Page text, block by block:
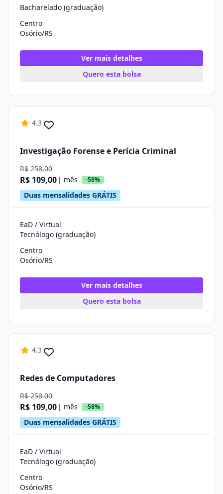
Bacharelado (graduação)
Centro
Osório/RS
Ver mais detalhes
Quero esta bolsa
4.3
Investigação Forense e Perícia Criminal
R$ 258,00
R$ 109,00 | mês -58%
Duas mensalidades GRÁTIS
EaD / Virtual
Tecnólogo (graduação)
Centro
Osório/RS
Ver mais detalhes
Quero esta bolsa
4.3
Redes de Computadores
R$ 258,00
R$ 109,00 | mês -58%
Duas mensalidades GRÁTIS
EaD / Virtual
Tecnólogo (graduação)
Centro
Osório/RS